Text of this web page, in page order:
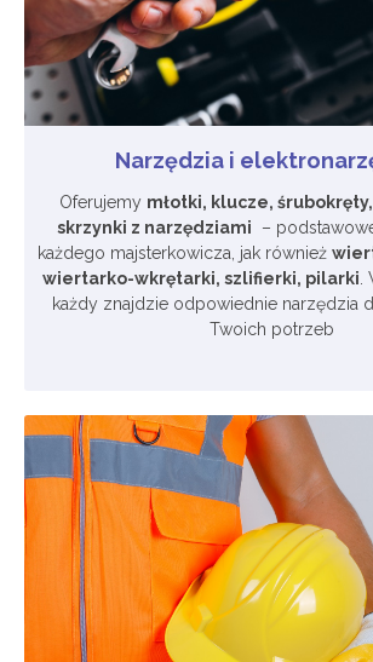
Narzędzia i
Oferujemy młotki, klucze,
skrzynki z narzędziami –
każdego majsterkowicza, jak również
wiertarko-wkrętarki, szlifierki, pilarki
każdy znajdzie odpowiednie narzędzia
Twoich potrzeb